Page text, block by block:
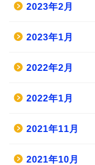
2023年2月
2023年1月
2022年2月
2022年1月
2021年11月
2021年10月